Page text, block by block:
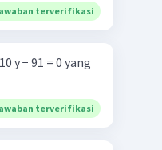
terverifikasi
y − 91 = 0 yang
terverifikasi